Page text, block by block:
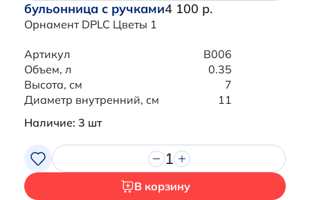
бульонница с ручками
Орнамент DPLC Цветы 1
4 100 р.
Артикул
B006
Объем, л
0.35
Высота, см
7
Диаметр внутренний, см
11
Наличие: 3 шт
1
В корзину